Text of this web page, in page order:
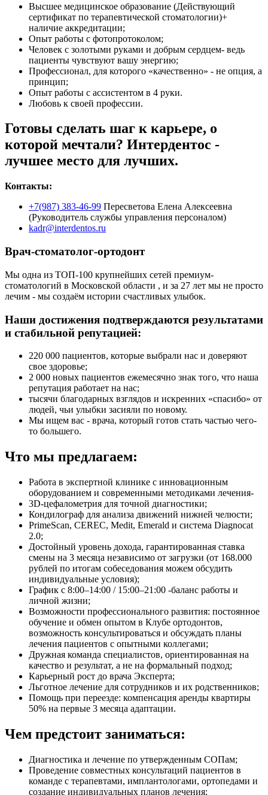
Высшее медицинское образование (Действующий
сертификат по терапевтической стоматологии)+
наличие аккредитации;
Опыт работы с фотопротоколом;
Человек с золотыми руками и добрым сердцем- ведь
пациенты чувствуют вашу энергию;
Профессионал, для которого «качественно» - не опция, а
принцип;
Опыт работы с ассистентом в 4 руки.
Любовь к своей профессии.
Готовы сделать шаг к карьере, о
которой мечтали? Интердентос -
лучшее место для лучших.
Контакты:
+7(987) 383-46-99 Пересветова Елена Алексеевна
(Руководитель службы управления персоналом)
kadr@interdentos.ru
Врач-стоматолог-ортодонт
Мы одна из ТОП-100 крупнейших сетей премиум-
стоматологий в Московской области , и за 27 лет мы не просто
лечим - мы создаём истории счастливых улыбок.
Наши достижения подтверждаются результатами
и стабильной репутацией:
220 000 пациентов, которые выбрали нас и доверяют
свое здоровье;
2 000 новых пациентов ежемесячно знак того, что наша
репутация работает на нас;
тысячи благодарных взглядов и искренних «спасибо» от
людей, чьи улыбки засияли по новому.
Мы ищем вас - врача, который готов стать частью чего-
то большего.
Что мы предлагаем:
Работа в экспертной клинике с инновационным
оборудованием и современными методиками лечения-
3D-цефалометрия для точной диагностики;
Кондилограф для анализа движений нижней челюсти;
PrimeScan, CEREC, Medit, Emerald и система Diagnocat
2.0;
Достойный уровень дохода, гарантированная ставка
смены на 3 месяца независимо от загрузки (от 168.000
рублей по итогам собеседования можем обсудить
индивидуальные условия);
График с 8:00–14:00 / 15:00–21:00 -баланс работы и
личной жизни;
Возможности профессионального развития: постоянное
обучение и обмен опытом в Клубе ортодонтов,
возможность консультироваться и обсуждать планы
лечения пациентов с опытными коллегами;
Дружная команда специалистов, ориентированная на
качество и результат, а не на формальный подход;
Карьерный рост до врача Эксперта;
Льготное лечение для сотрудников и их родственников;
Помощь при переезде: компенсация аренды квартиры
50% на первые 3 месяца адаптации.
Чем предстоит заниматься:
Диагностика и лечение по утвержденным СОПам;
Проведение совместных консультаций пациентов в
команде с терапевтами, имплантологами, ортопедами и
создание индивидуальных планов лечения;